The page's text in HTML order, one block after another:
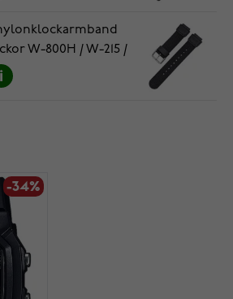
W-800H / W-215 /
-34%